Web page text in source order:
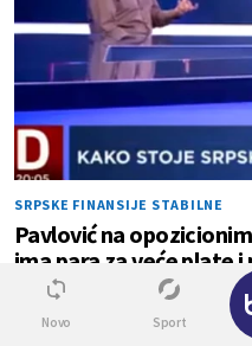
SRPSKE FINANSIJE STABILNE
Pavlović na
ima para za veće plate i
0
Novo Sport
✕